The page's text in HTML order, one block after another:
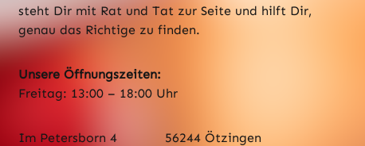
steht Dir mit Rat und Tat zur Seite und hilft Dir,
genau das Richtige zu finden.
Unsere Öffnungszeiten:
Freitag: 13:00 – 18:00 Uhr
Im Petersborn 4 56244 Ötzingen